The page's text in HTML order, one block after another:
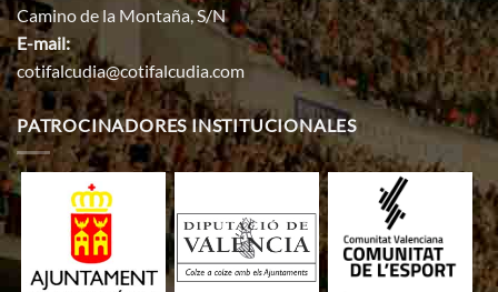
Camino de la Montaña, S/N
E-mail:
cotifalcudia@cotifalcudia.com
PATROCINADORES INSTITUCIONALES